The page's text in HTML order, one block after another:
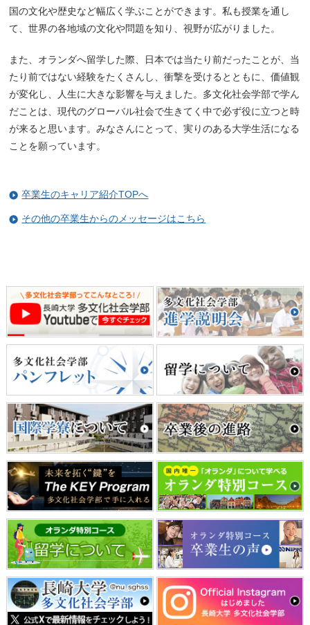
国の文化や歴史など幅広く学ぶことができます。私も授業を通し
て、世界の各地域の文化や問題を知り、視野が広がりました。
また、オランダへ留学した際、日本では当たり前だったことが、当
たり前ではない経験をたくさんし、衝撃を受けるとともに、価値観
が変化し、人生に大きな影響を与えました。多文化社会学部で学ん
だことは、現代のグローバル社会で生きてく中で必ず役に立つと時
が来ると思います。みなさんにとって、実りのある大学生活になる
ことを願っています。
卒業生のキャリア紹介TOPへ
その他の卒業生からのメッセージはこちら